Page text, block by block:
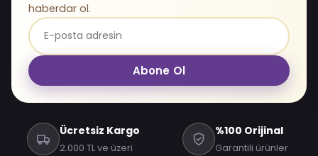
haberdar ol.
Abone Ol
Ücretsiz Kargo
2.000 TL ve üzeri
%100 Orijinal
Garantili ürünler